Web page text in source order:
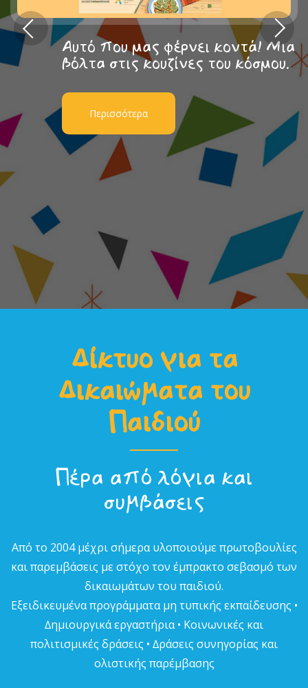
Αυτό που μας φέρνει κοντά! Μια
βόλτα στις κουζίνες του κόσμου.
Περισσότερα
Δίκτυο για τα
Δικαιώµατα του
Παιδιού
Πέρα από λόγια και
συµβάσεις
Από το 2004 µέχρι σήµερα υλοποιούµε πρωτοβουλίες
και παρεµβάσεις µε στόχο τον έµπρακτο σεβασµό των
δικαιωµάτων του παιδιού.
Εξειδικευµένα προγράµµατα µη τυπικής εκπαίδευσης •
∆ηµιουργικά εργαστήρια • Κοινωνικές και
πολιτισµικές δράσεις • ∆ράσεις συνηγορίας και
ολιστικής παρέµβασης